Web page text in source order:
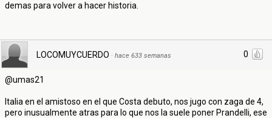
demas para volver a hacer historia.
0
LOCOMUYCUERDO · hace 633 semanas
@umas21
Italia en el amistoso en el que Costa debuto, nos jugo con zaga de 4,
pero inusualmente atras para lo que nos la suele poner Prandelli, ese